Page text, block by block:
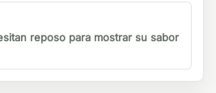
reposo para mostrar su sabor